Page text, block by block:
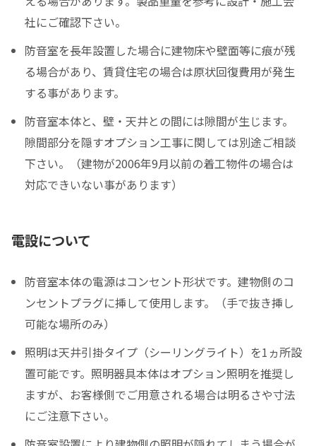
社にご確認下さい。
防音室を長年設置した場合に建物床や壁面等に痕が残
る場合があり、賃貸住宅の場合は原状回復費用が発生
する事があります。
防音室本体と、壁・天井との間には隙間が生じます。
隙間部分を隠すオプション工事に関しては別途ご相談
下さい。（建物が2006年9月以前の着工物件の場合は
対応できいない事があります）
電設について
防音室本体の電源はコンセント形状です。建物側のコ
ンセントプラグに挿して使用します。（手で抜き挿し
可能な場所のみ）
照明は天井引掛タイプ（シーリングライト）を1ヵ所設
置可能です。照明器具本体はオプション照明を推奨し
ますが、お客様側でご用意される場合は明るさや寸法
にご注意下さい。